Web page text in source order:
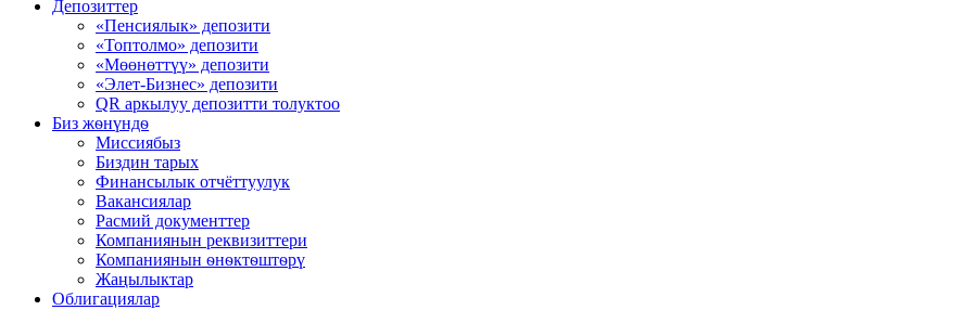
Депозиттер
«Пенсиялык» депозити
«Топтолмо» депозити
«Мөөнөттүү» депозити
«Элет-Бизнес» депозити
QR аркылуу депозитти толуктоо
Биз жѳнүндѳ
Миссиябыз
Биздин тарых
Финансылык отчёттуулук
Вакансиялар
Расмий документтер
Компаниянын реквизиттери
Компаниянын ѳнѳктѳштѳрү
Жаңылыктар
Облигациялар